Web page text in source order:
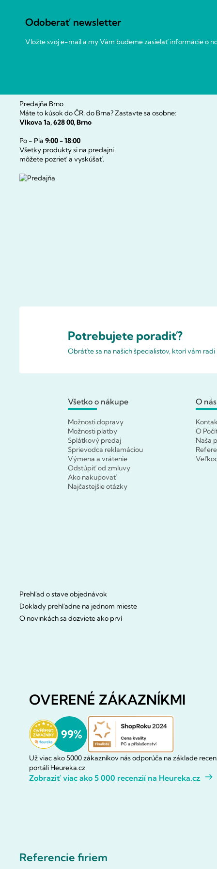
Odoberať newsletter
Vložte svoj e-mail a my Vám budeme zasielať informácie o
Predajňa Brno
Máte to kúsok do ČR, do Brna? Zastavte sa osobne:
Vlkova 1a, 628 00, Brno
Po - Pia 9:00 - 18:00
Všetky produkty si na predajni
môžete pozrieť a vyskúšať.
Potrebujete poradiť?
Obráťte sa na našich špecialistov, ktorí vám
Všetko o nákupe
Možnosti dopravy
Možnosti platby
Splátkový predaj
Sprievodca reklamáciou
Výmena a vrátenie
Odstúpiť od zmluvy
Ako nakupovať
Najčastejšie otázky
O nás
O
Naša
Prehľad o stave objednávok
Doklady prehľadne na jednom mieste
O novinkách sa dozviete ako prví
OVERENÉ ZÁKAZNÍKMI
Už viac ako 5000 zákazníkov nás odporúča na základe
portáli Heureka.cz.
Zobraziť viac ako 5 000 recenzií na Heureka.cz
Referencie firiem